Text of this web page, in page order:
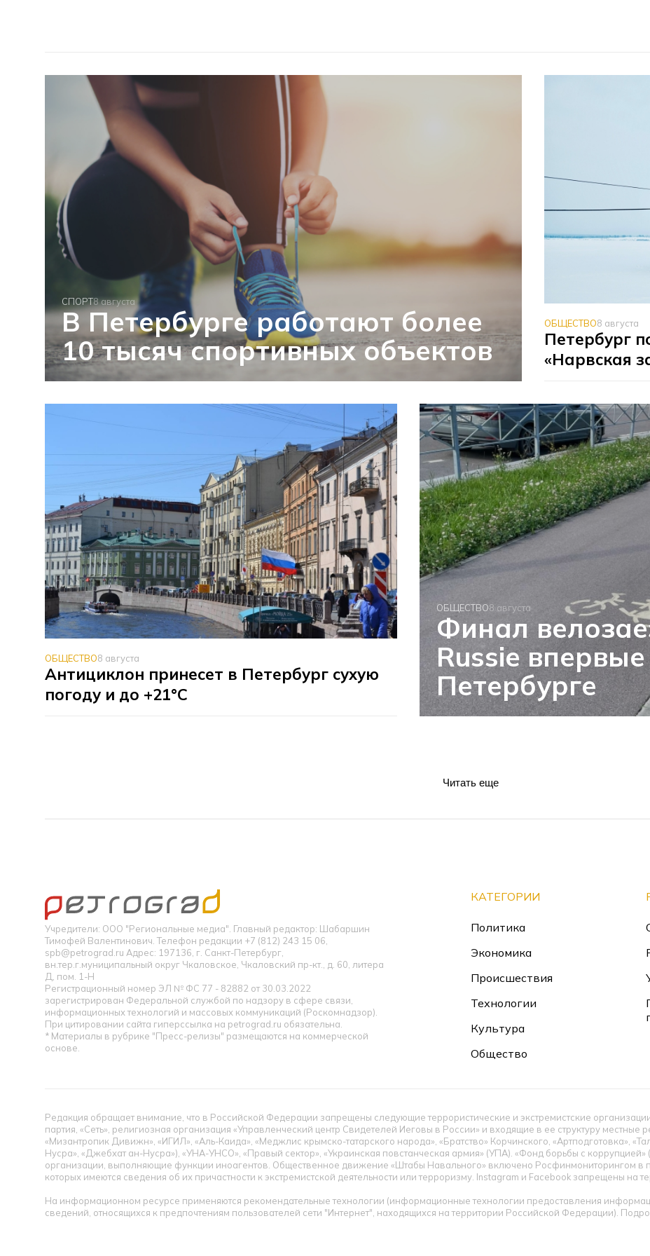
СПОРТ8 августа
В Петербурге работают более
10 тысяч спортивных объектов
ОБЩЕСТВО8 августа
Петербург
«Нарвская
ОБЩЕСТВО8 августа
Антициклон принесет в Петербург сухую
погоду и до +21°C
ОБЩЕСТВО8 августа
Финал
Russie
Петербурге
Читать еще
Учредители: ООО "Региональные медиа". Главный редактор: Шабаршин
Тимофей Валентинович. Телефон редакции +7 (812) 243 15 06,
spb@petrograd.ru Адрес: 197136, г. Санкт-Петербург,
вн.тер.г.муниципальный округ Чкаловское, Чкаловский пр-кт., д. 60, литера
Д, пом. 1-Н
Регистрационный номер ЭЛ № ФС 77 - 82882 от 30.03.2022
зарегистрирован Федеральной службой по надзору в сфере связи,
информационных технологий и массовых коммуникаций (Роскомнадзор).
При цитировании сайта гиперссылка на petrograd.ru обязательна.
* Материалы в рубрике "Пресс-релизы" размещаются на коммерческой
основе.
КАТЕГОРИИ
Политика
Экономика
Происшествия
Технологии
Культура
Общество
Редакция обращает внимание, что в Российской Федерации запрещены следующие террористические и экстремистские
партия, «Сеть», религиозная организация «Управленческий центр Свидетелей Иеговы в России» и входящие в ее структуру
«Мизантропик Дивижн», «ИГИЛ», «Аль-Каида», «Меджлис крымско-татарского народа», «Братство» Корчинского, «Артподготовка»,
Нусра», «Джебхат ан-Нусра»), «УНА-УНСО», «Правый сектор», «Украинская повстанческая армия» (УПА). «Фонд борьбы с
организации, выполняющие функции иноагентов. Общественное движение «Штабы Навального» включено Росфинмониторингом в
которых имеются сведения об их причастности к экстремистской деятельности или терроризму. Instagram и Facebook запрещены на
На информационном ресурсе применяются рекомендательные технологии (информационные технологии предоставления
сведений, относящихся к предпочтениям пользователей сети "Интернет", находящихся на территории Российской Федерации).